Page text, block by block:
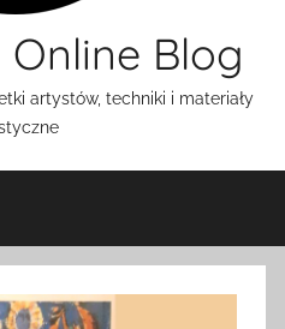
Blog
artystów, techniki i materiały